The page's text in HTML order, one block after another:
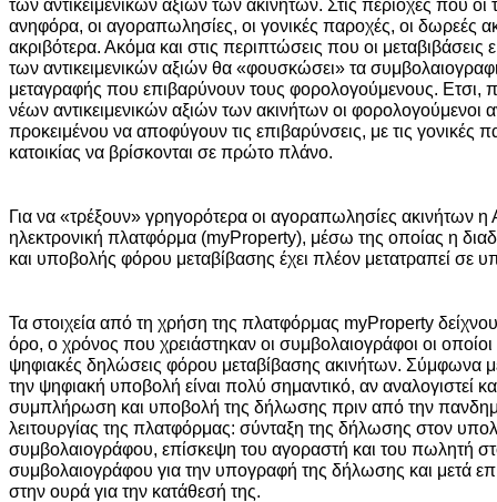
των αντικειμενικών αξιών των ακινήτων. Στις περιοχές που
ανηφόρα, οι αγοραπωλησίες, οι γονικές παροχές, οι δωρεές
ακριβότερα. Ακόμα και στις περιπτώσεις που οι μεταβιβάσεις
των αντικειμενικών αξιών θα «φουσκώσει» τα
μεταγραφής που επιβαρύνουν τους φορολογούμενους. Ετσι,
νέων αντικειμενικών αξιών των ακινήτων οι φορολογούμενοι
προκειμένου να αποφύγουν τις επιβαρύνσεις, με τις γονικές
κατοικίας να βρίσκονται σε πρώτο πλάνο.
Για να «τρέξουν» γρηγορότερα οι αγοραπωλησίες ακινήτων η
ηλεκτρονική πλατφόρμα (myProperty), μέσω της οποίας η
και υποβολής φόρου μεταβίβασης έχει πλέον μετατραπεί σε
Τα στοιχεία από τη χρήση της πλατφόρμας myProperty
όρο, ο χρόνος που χρειάστηκαν οι συμβολαιογράφοι οι
ψηφιακές δηλώσεις φόρου μεταβίβασης ακινήτων. Σύμφωνα
την ψηφιακή υποβολή είναι πολύ σημαντικό, αν αναλογιστεί
συμπλήρωση και υποβολή της δήλωσης πριν από την
λειτουργίας της πλατφόρμας: σύνταξη της δήλωσης στον
συμβολαιογράφου, επίσκεψη του αγοραστή και του πωλητή
συμβολαιογράφου για την υπογραφή της δήλωσης και μετά
στην ουρά για την κατάθεσή της.